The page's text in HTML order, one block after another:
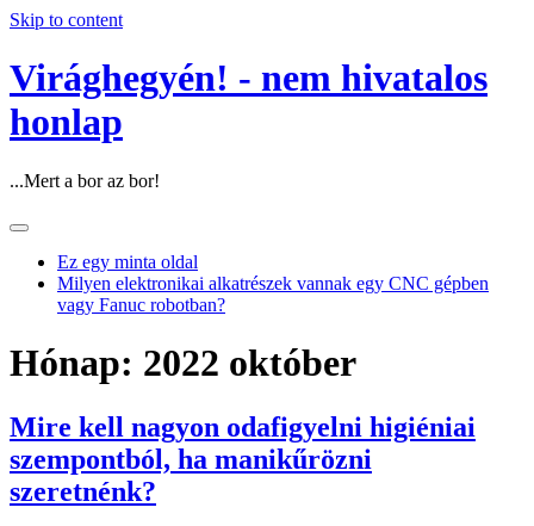
Skip to content
Virághegyén! - nem hivatalos
honlap
...Mert a bor az bor!
Ez egy minta oldal
Milyen elektronikai alkatrészek vannak egy CNC gépben
vagy Fanuc robotban?
Hónap: 2022 október
Mire kell nagyon odafigyelni higiéniai
szempontból, ha manikűrözni
szeretnénk?